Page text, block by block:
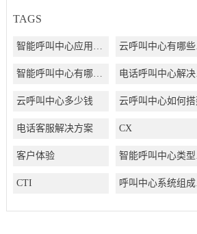
TAGS
云呼
智能呼叫中心有哪些好处 电话
云呼叫中心多少钱 云呼叫中心如何搭
电话客服解决方案 CX
客户体验
CTI 呼叫中